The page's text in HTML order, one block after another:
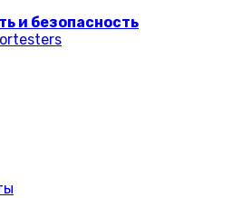
и безопасность